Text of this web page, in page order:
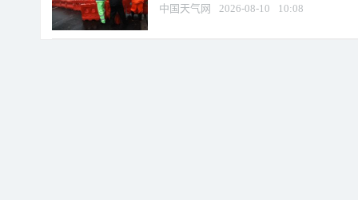
中国天气网 2026-08-10 10:08